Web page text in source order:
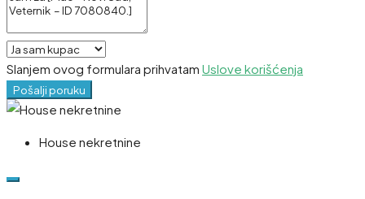
Slanjem ovog formulara prihvatam Uslove korišćenja
Pošalji poruku
House nekretnine